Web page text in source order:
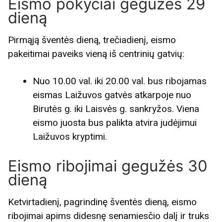
Eismo pokyčiai gegužės 29
dieną
Pirmąją šventės dieną, trečiadienį, eismo
pakeitimai paveiks vieną iš centrinių gatvių:
Nuo 10.00 val. iki 20.00 val. bus ribojamas
eismas Laižuvos gatvės atkarpoje nuo
Birutės g. iki Laisvės g. sankryžos. Viena
eismo juosta bus palikta atvira judėjimui
Laižuvos kryptimi.
Eismo ribojimai gegužės 30
dieną
Ketvirtadienį, pagrindinę šventės dieną, eismo
ribojimai apims didesnę senamiesčio dalį ir truks